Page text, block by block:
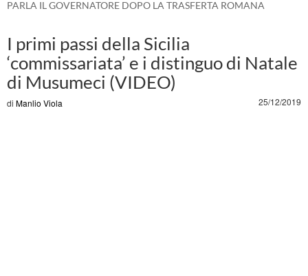
PARLA IL GOVERNATORE DOPO LA TRASFERTA ROMANA
I primi passi della Sicilia
‘commissariata’ e i distinguo di Natale
di Musumeci (VIDEO)
di Manlio Viola 25/12/2019